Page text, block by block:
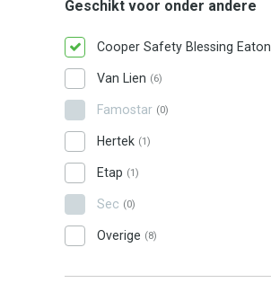
Geschikt voor onder andere
Cooper Safety Blessing Eaton
Van Lien (6)
Famostar (0)
Hertek (1)
Etap (1)
Sec (0)
Overige (8)